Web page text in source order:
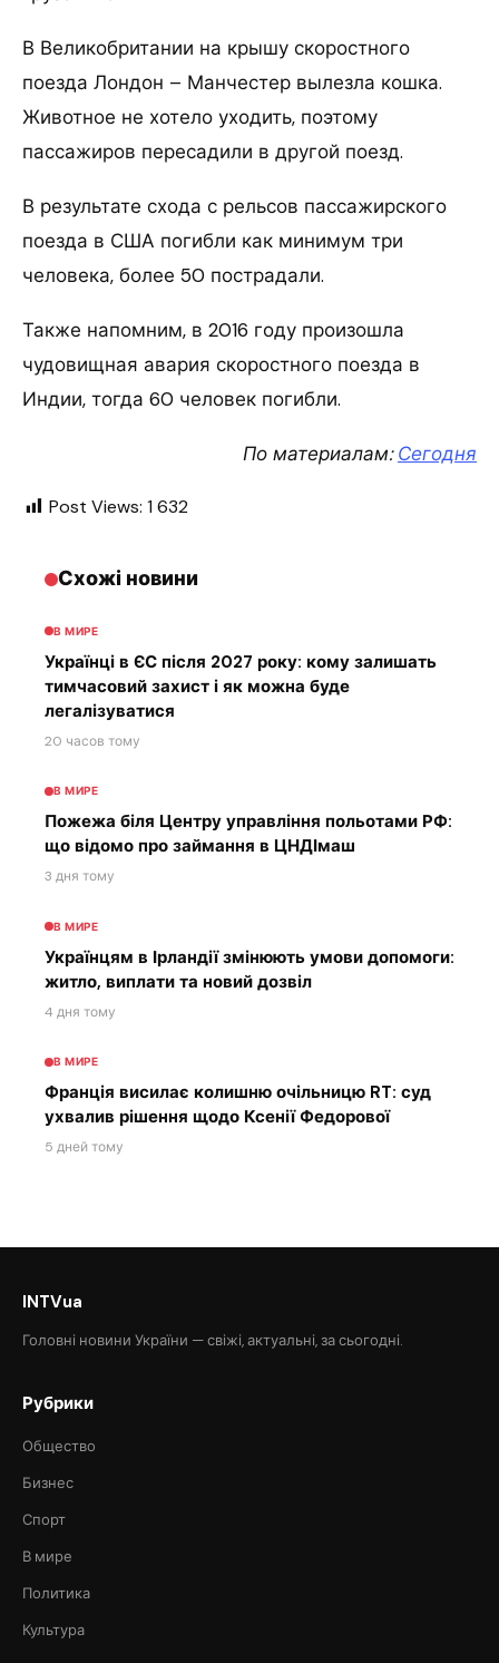
В Великобритании на крышу скоростного
поезда Лондон – Манчестер вылезла кошка.
Животное не хотело уходить, поэтому
пассажиров пересадили в другой поезд.
В результате схода с рельсов пассажирского
поезда в США погибли как минимум три
человека, более 50 пострадали.
Также напомним, в 2016 году произошла
чудовищная авария скоростного поезда в
Индии, тогда 60 человек погибли.
По материалам:Сегодня
Post Views: 1 632
Схожі новини
В МИРЕ
Українці в ЄС після 2027 року: кому залишать
тимчасовий захист і як можна буде
легалізуватися
20 часов тому
В МИРЕ
Пожежа біля Центру управління польотами РФ:
що відомо про займання в ЦНДІмаш
3 дня тому
В МИРЕ
Українцям в Ірландії змінюють умови допомоги:
житло, виплати та новий дозвіл
4 дня тому
В МИРЕ
Франція висилає колишню очільницю RT: суд
ухвалив рішення щодо Ксенії Федорової
5 дней тому
INTVua
Головні новини України — свіжі, актуальні, за сьогодні.
Рубрики
Общество
Бизнес
Спорт
В мире
Политика
Культура